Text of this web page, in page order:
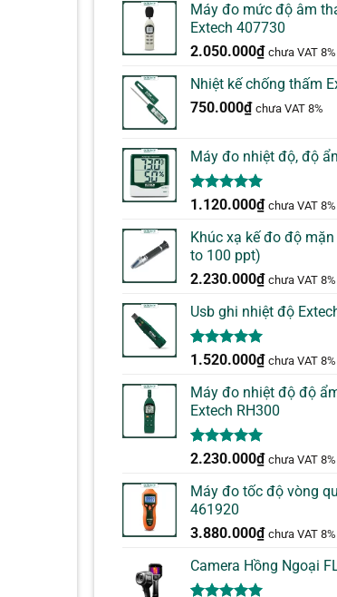
Máy đo mức độ âm
Extech 407730
2.050.000₫ chưa VAT 8%
Nhiệt kế chống thấm
750.000₫ chưa VAT 8%
Máy đo nhiệt độ, độ
5.00trên 5
1
đánh giá
1.120.000₫ chưa VAT 8%
Khúc xạ kế đo độ mặn
to 100 ppt)
2.230.000₫ chưa VAT 8%
Usb ghi nhiệt độ
5.00trên 5
1
đánh giá
1.520.000₫ chưa VAT 8%
Máy đo nhiệt độ độ
Extech RH300
5.00trên 5
1
đánh giá
2.230.000₫ chưa VAT 8%
Máy đo tốc độ vòng
461920
3.880.000₫ chưa VAT 8%
Camera Hồng Ngoại